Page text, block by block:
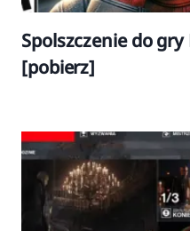
Spolszczenie do gry
[pobierz]